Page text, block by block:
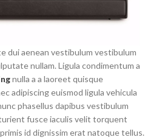
dui aenean vestibulum vestibulum
nullam. Ligula condimentum a
nulla a a laoreet quisque
adipiscing euismod ligula vehicula
phasellus dapibus vestibulum
fusce iaculis velit torquent
id dignissim erat natoque tellus.